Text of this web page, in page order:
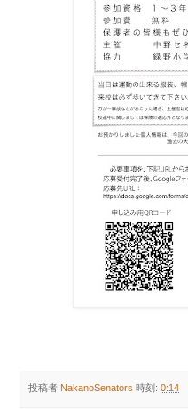
投稿者 NakanoSenators 時刻: 0:14